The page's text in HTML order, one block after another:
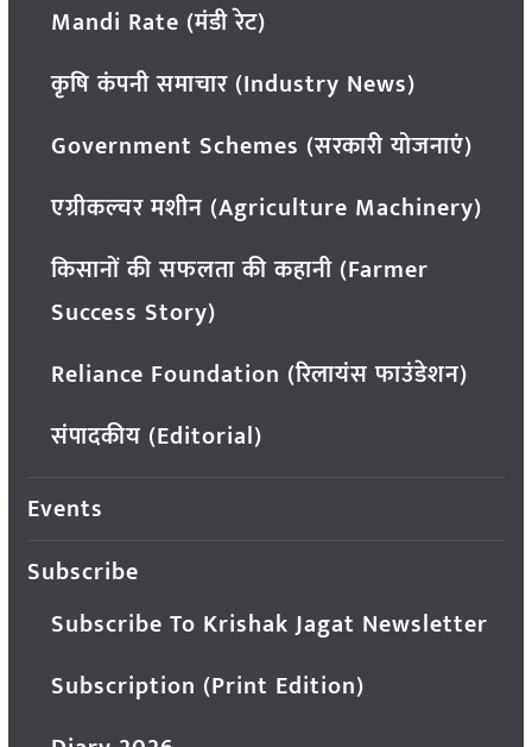
Mandi Rate (मंडी रेट)
कृषि कंपनी समाचार (Industry News)
Government Schemes (सरकारी योजनाएं)
एग्रीकल्चर मशीन (Agriculture Machinery)
किसानों की सफलता की कहानी (Farmer
Success Story)
Reliance Foundation (रिलायंस फाउंडेशन)
संपादकीय (Editorial)
Events
Subscribe
Subscribe To Krishak Jagat Newsletter
Subscription (Print Edition)